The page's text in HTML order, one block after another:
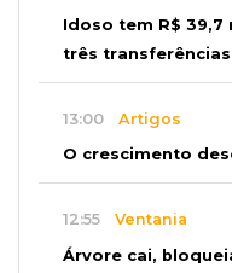
Idoso tem R$
três
13:00 Artigos
O crescimento
12:55 Ventania
Árvore cai,